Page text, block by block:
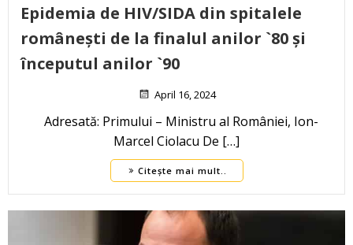
Epidemia de HIV/SIDA din spitalele
românești de la finalul anilor `80 și
începutul anilor `90
April 16, 2024
Adresată: Primului – Ministru al României, Ion-
Marcel Ciolacu De […]
Citește mai mult..